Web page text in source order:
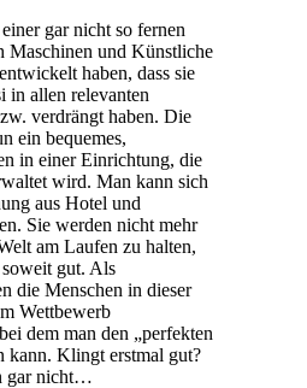
gar nicht so fernen
Maschinen und Künstliche
haben, dass sie
in allen relevanten
verdrängt haben. Die
ein bequemes,
in einer Einrichtung, die
wird. Man kann sich
aus Hotel und
Sie werden nicht mehr
am Laufen zu halten,
gut. Als
die Menschen in dieser
Wettbewerb
dem man den „perfekten
kann. Klingt erstmal gut?
gar nicht…